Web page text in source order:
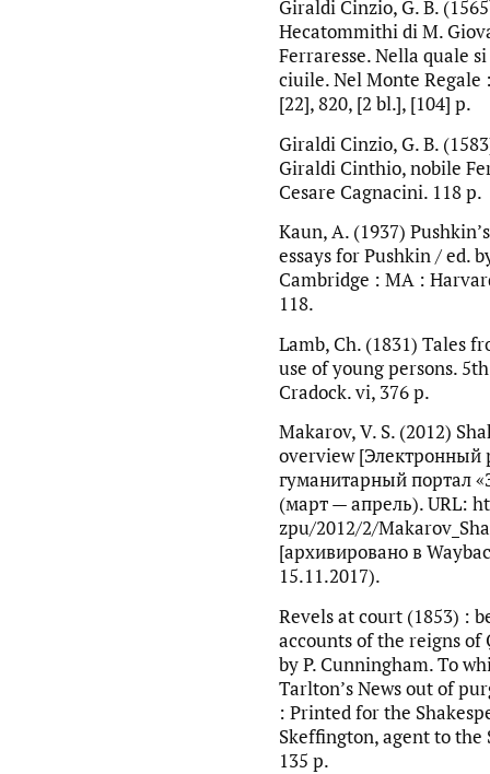
Giraldi Cinzio, G. B.
Hecatommithi di M.
Ferraresse. Nella quale
ciuile. Nel Monte
[22], 820, [2 bl.], [104] p.
Giraldi Cinzio, G. B.
Giraldi Cinthio, nobile
Cesare Cagnacini. 118 p.
Kaun, А. (1937)
essays for Pushkin / ed.
Cambridge : MA :
118.
Lamb, Ch. (1831) Tales
use of young persons.
Cradock. vi, 376 p.
Makarov, V. S. (2012)
overview
гуманитарный портал
(март — апрель). URL:
zpu/2012/2/
[архивировано в
15.11.2017).
Revels at court (1853) :
accounts of the reigns of
by P. Cunningham. To
Tarlton’s News out of
: Printed for the
Skeffington, agent to the
135 p.